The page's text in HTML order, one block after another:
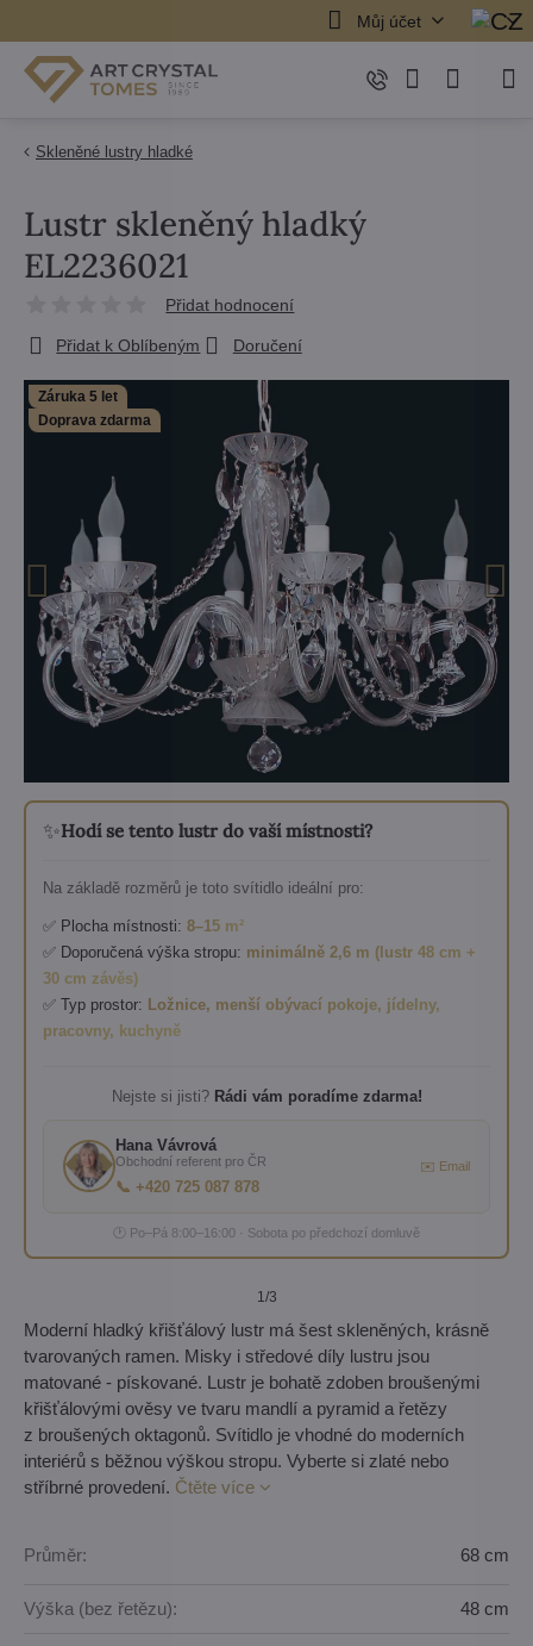
Můj účet
Skleněné lustry hladké
Záruka 5 let
Doprava zdarma
✨Hodí se tento lustr do vaší místnosti?
Na základě rozměrů je toto svítidlo ideální pro:
✅ Plocha místnosti: 8–15 m²
✅ Doporučená výška stropu: minimálně 2,6 m (lustr 48 cm +
30 cm závěs)
✅ Typ prostor: Ložnice, menší obývací pokoje, jídelny,
pracovny, kuchyně
Nejste si jisti? Rádi vám poradíme zdarma!
Hana Vávrová
Obchodní referent pro ČR
📞 +420 725 087 878
✉️ Email
🕐 Po–Pá 8:00–16:00 · Sobota po předchozí domluvě
1 /3
Lustr skleněný hladký
EL2236021
Přidat hodnocení
Přidat k Oblíbeným Doručení
Moderní hladký křišťálový lustr má šest skleněných, krásně
tvarovaných ramen. Misky i středové díly lustru jsou
matované - pískované. Lustr je bohatě zdoben broušenými
křišťálovými ověsy ve tvaru mandlí a pyramid a řetězy
z broušených oktagonů. Svítidlo je vhodné do moderních
interiérů s běžnou výškou stropu. Vyberte si zlaté nebo
stříbrné provedení. Čtěte více
Průměr: 68 cm
Výška (bez řetězu): 48 cm